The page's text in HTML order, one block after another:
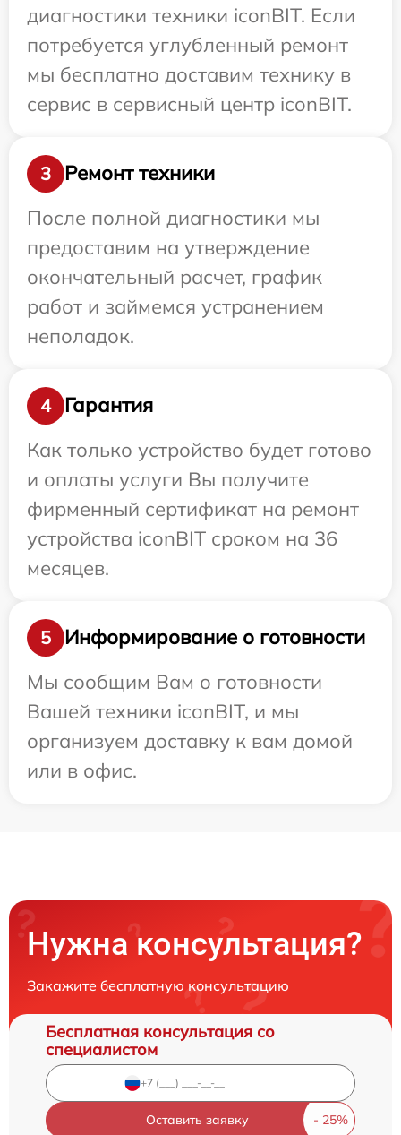
диагностики техники iconBIT. Если
потребуется углубленный ремонт
мы бесплатно доставим технику в
сервис в сервисный центр iconBIT.
3
Ремонт техники
После полной диагностики мы
предоставим на утверждение
окончательный расчет, график
работ и займемся устранением
неполадок.
4
Гарантия
Как только устройство будет готово
и оплаты услуги Вы получите
фирменный сертификат на ремонт
устройства iconBIT сроком на 36
месяцев.
5
Информирование о готовности
Мы сообщим Вам о готовности
Вашей техники iconBIT, и мы
организуем доставку к вам домой
или в офис.
Нужна консультация?
Закажите бесплатную консультацию
Бесплатная консультация со
специалистом
Оставить заявку